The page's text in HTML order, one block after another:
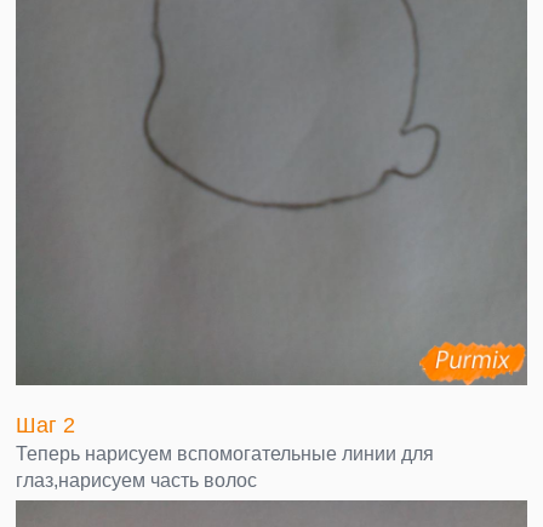
Шаг 2
Теперь нарисуем вспомогательные линии для
глаз,нарисуем часть волос